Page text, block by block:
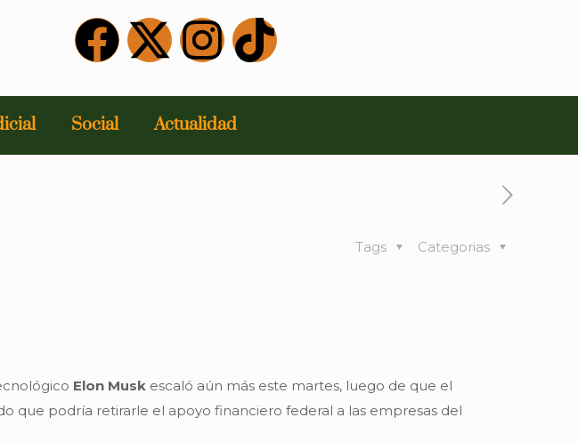
Social Actualidad
Categorias
Tags
Elon Musk escaló aún más este martes, luego de que el
que podría retirarle el apoyo financiero federal a las empresas del